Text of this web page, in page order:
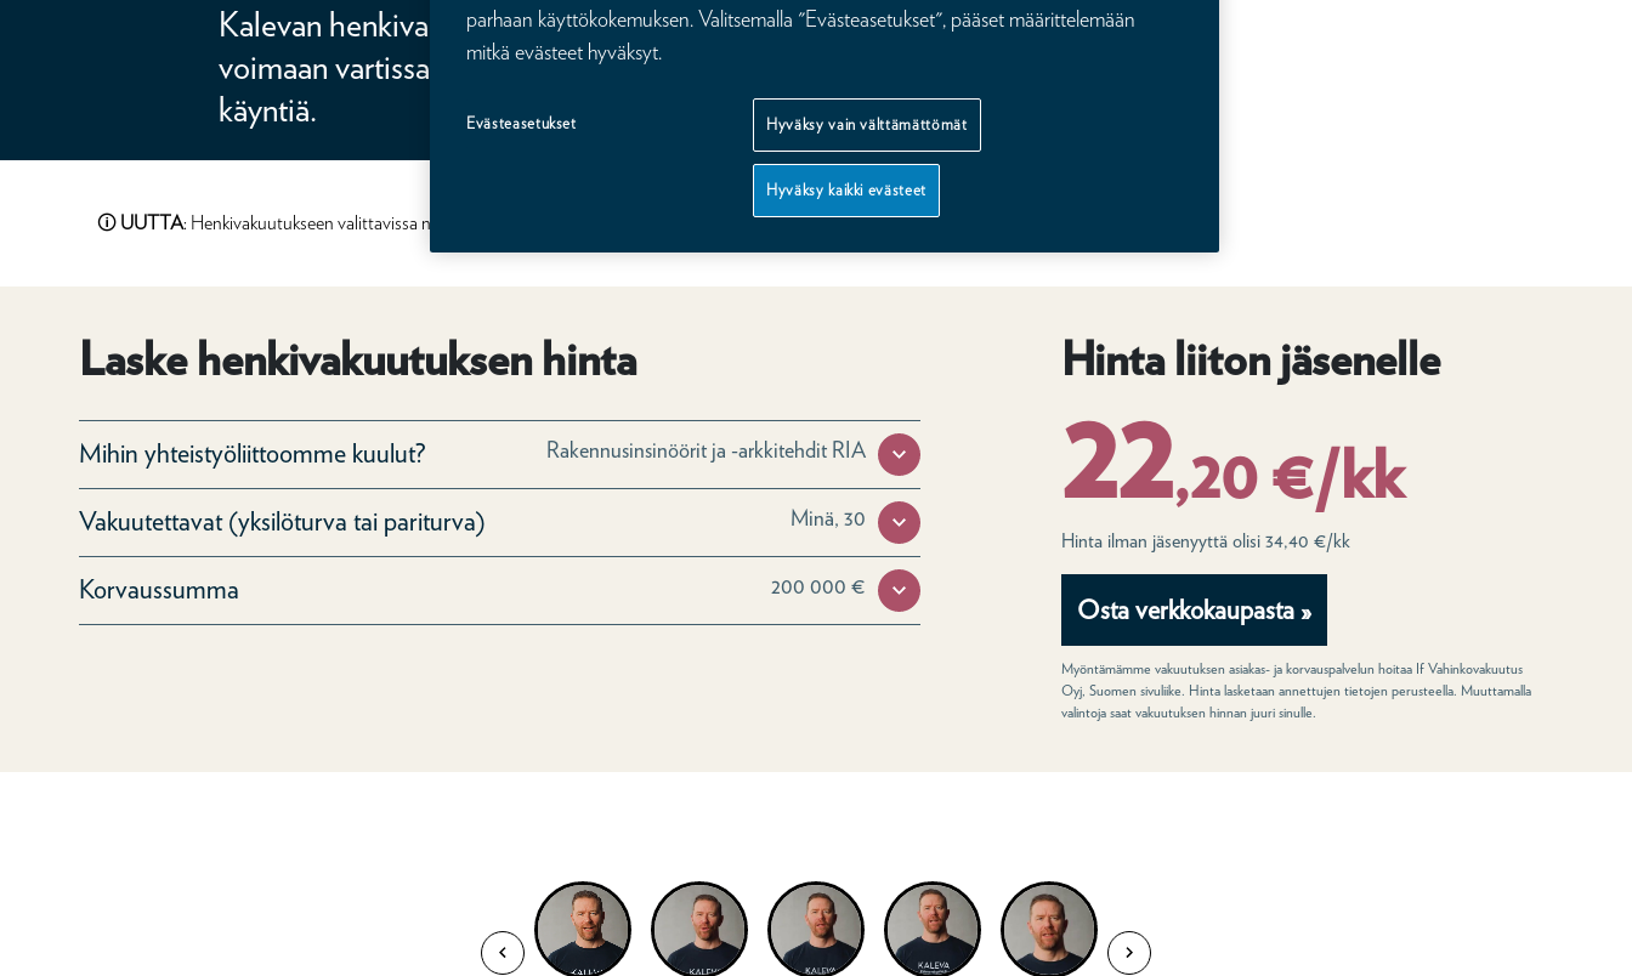
Kalevan henkivakuutuksen saat
voimaan vartissa, ilman lääkärissä
käyntiä.
🛈 UUTTA: Henkivakuutukseen valittavissa nyt myös 300 000 € korvaussumma – myös pariturvaan.
Laske henkivakuutuksen hinta
Mihin yhteistyöliittoomme kuulut? Rakennusinsinöörit ja -arkkitehdit RIA
Vakuutettavat (yksilöturva tai pariturva) Minä, 30
Korvaussumma 200 000 €
Hinta liiton jäsenelle
22,20 €/kk
Hinta ilman jäsenyyttä olisi 34,40 €/kk
Osta verkkokaupasta »
Myöntämämme vakuutuksen asiakas- ja korvauspalvelun hoitaa If Vahinkovakuutus
Oyj, Suomen sivuliike. Hinta lasketaan annettujen tietojen perusteella. Muuttamalla
valintoja saat vakuutuksen hinnan juuri sinulle.
parhaan käyttökokemuksen. Valitsemalla "Evästeasetukset", pääset määrittelemään
mitkä evästeet hyväksyt.
Hyväksy vain välttämättömät
Hyväksy kaikki evästeet
Evästeasetukset